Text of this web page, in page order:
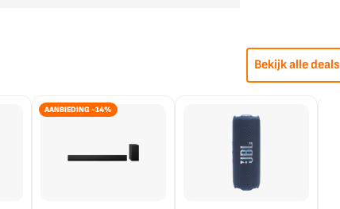
Bekijk alle deals
AANBIEDING -14%